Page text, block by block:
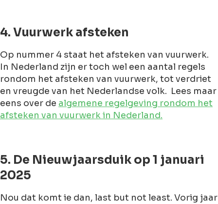
4. Vuurwerk afsteken
Op nummer 4 staat het afsteken van vuurwerk.
In Nederland zijn er toch wel een aantal regels
rondom het afsteken van vuurwerk, tot verdriet
en vreugde van het Nederlandse volk. Lees maar
eens over de algemene regelgeving rondom het
afsteken van vuurwerk in Nederland.
5. De Nieuwjaarsduik op 1 januari
2025
Nou dat komt ie dan, last but not least. Vorig jaar